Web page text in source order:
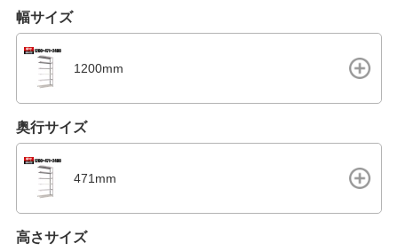
幅サイズ
1200mm
奥行サイズ
471mm
高さサイズ